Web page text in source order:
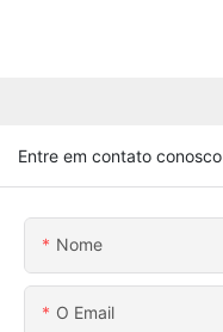
Entre em contato conosco
Nome
O Email